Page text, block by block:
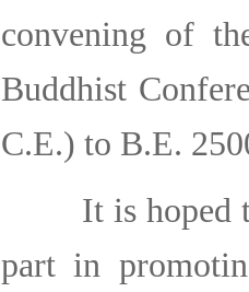
convening of
Buddhist
C.E.) to B.E.
It is hoped
part in